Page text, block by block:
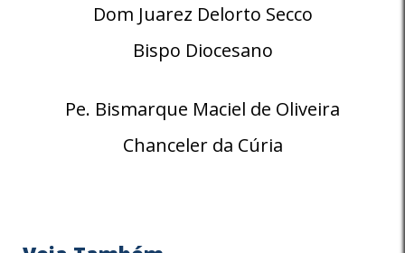
Dom Juarez Delorto Secco
Bispo Diocesano
Pe. Bismarque Maciel de Oliveira
Chanceler da Cúria